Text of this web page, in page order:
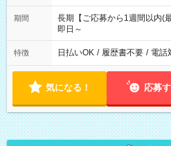
期間
長期【ご応募から1週間以内(
即日～
特徴 日払いOK / 履歴書不要 / 電話
気になる！ 応募